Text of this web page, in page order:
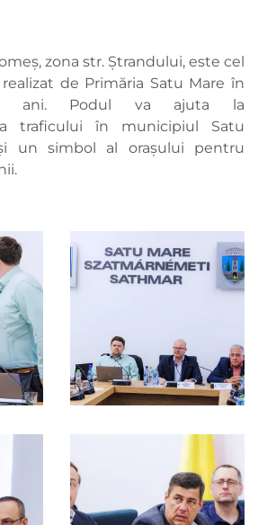
zona str. Ștrandului, este cel
de Primăria Satu Mare în
ani. Podul va ajuta la
traficului în municipiul Satu
un simbol al orașului pentru